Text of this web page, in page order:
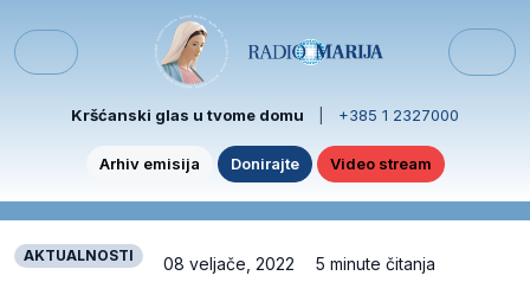
Menu
Kršćanski glas u tvome domu +385 1 2327000
Arhiv emisija Donirajte Video stream
AKTUALNOSTI 08 veljače, 2022 5 minute čitanja